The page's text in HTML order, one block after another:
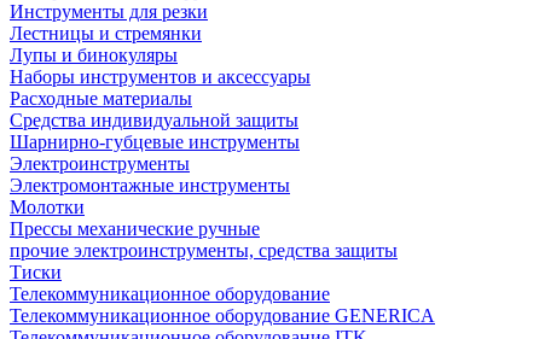
Инструменты для резки
Лестницы и стремянки
Лупы и бинокуляры
Наборы инструментов и аксессуары
Расходные материалы
Средства индивидуальной защиты
Шарнирно-губцевые инструменты
Электроинструменты
Электромонтажные инструменты
Молотки
Прессы механические ручные
прочие электроинструменты, средства защиты
Тиски
Телекоммуникационное оборудование
Телекоммуникационное оборудование GENERICA